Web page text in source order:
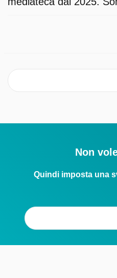
Non
Quindi imposta una